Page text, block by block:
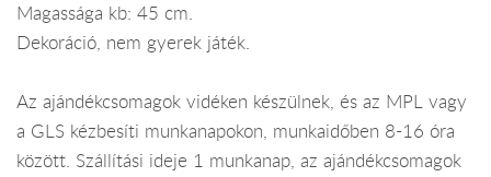
Magassága kb: 45 cm.
Dekoráció, nem gyerek játék.
Az ajándékcsomagok vidéken készülnek, és az MPL vagy
a GLS kézbesíti munkanapokon, munkaidőben 8-16 óra
között. Szállítási ideje 1 munkanap, az ajándékcsomagok